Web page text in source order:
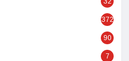
372
90
7